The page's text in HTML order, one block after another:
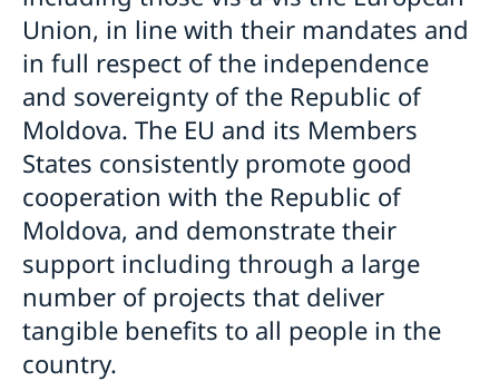
Union, in line with their mandates and
in full respect of the independence
and sovereignty of the Republic of
Moldova. The EU and its Members
States consistently promote good
cooperation with the Republic of
Moldova, and demonstrate their
support including through a large
number of projects that deliver
tangible benefits to all people in the
country.